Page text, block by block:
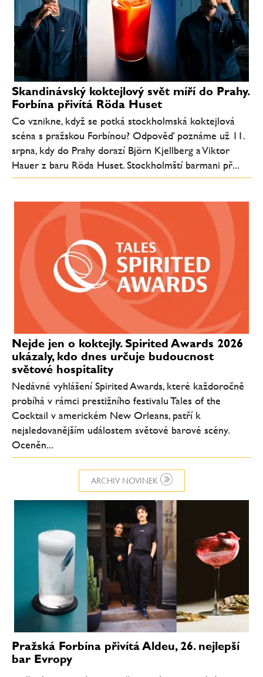
ARCHIV NOVINEK
Skandinávský koktejlový svět míří do Prahy.
Forbína přivítá Röda Huset
Co vznikne, když se potká stockholmská koktejlová
scéna s pražskou Forbínou? Odpověď poznáme už 11.
srpna, kdy do Prahy dorazí Björn Kjellberg a Viktor
Hauer z baru Röda Huset. Stockholmští barmani př...
Nejde jen o koktejly. Spirited Awards 2026
ukázaly, kdo dnes určuje budoucnost
světové hospitality
Nedávné vyhlášení Spirited Awards, které každoročně
probíhá v rámci prestižního festivalu Tales of the
Cocktail v americkém New Orleans, patří k
nejsledovanějším událostem světové barové scény.
Oceněn...
Pražská Forbína přivítá Aldeu, 26. nejlepší
bar Evropy